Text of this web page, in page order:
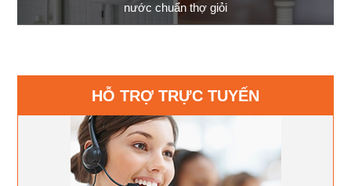
nước chuẩn thợ giỏi
HỖ TRỢ TRỰC TUYẾN